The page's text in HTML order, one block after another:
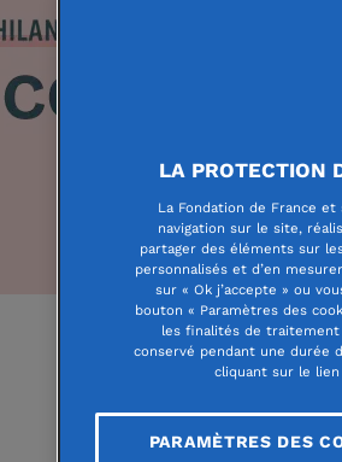
Les collectifs
d'agir
LA PROTECTION
La Fondation de France
navigation sur le site,
partager des éléments sur
personnalisés et d’en
sur « Ok j’accepte » ou
bouton « Paramètres des
les finalités de traitement
conservé pendant une durée
cliquant sur le lien
PARAMÈTRES DES